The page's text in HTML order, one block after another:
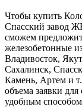
Чтобы купить
Cпасский завод
сможем
железобетонные
Владивосток,
Сахалинск,
Камень, Артем и
объема заявки
удобным способом